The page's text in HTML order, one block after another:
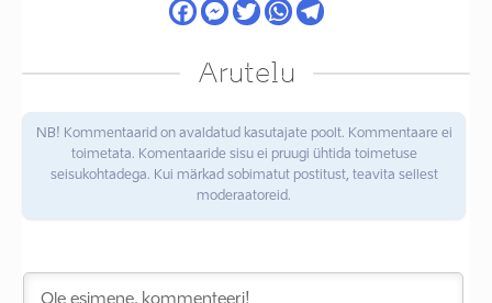
Arutelu
NB! Kommentaarid on avaldatud kasutajate poolt. Kommentaare ei
toimetata. Komentaaride sisu ei pruugi ühtida toimetuse
seisukohtadega. Kui märkad sobimatut postitust, teavita sellest
moderaatoreid.